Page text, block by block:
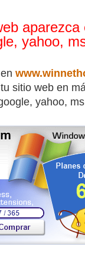
aparezca
yahoo,
sitio web en
yahoo,